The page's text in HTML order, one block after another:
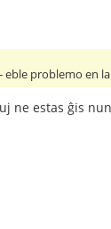
eble problemo en
ne estas ĝis